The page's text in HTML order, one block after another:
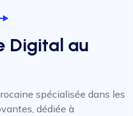
Digital au
spécialisée dans les
dédiée à